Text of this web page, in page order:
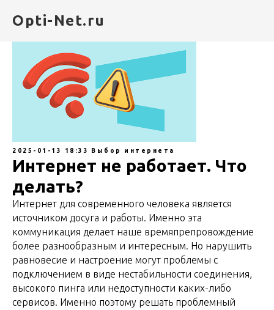
Opti-Net.ru
2025-01-13 18:33 Выбор интернета
Интернет не работает. Что
делать?
Интернет для современного человека является
источником досуга и работы. Именно эта
коммуникация делает наше времяпрепровождение
более разнообразным и интересным. Но нарушить
равновесие и настроение могут проблемы с
подключением в виде нестабильности соединения,
высокого пинга или недоступности каких-либо
сервисов. Именно поэтому решать проблемный